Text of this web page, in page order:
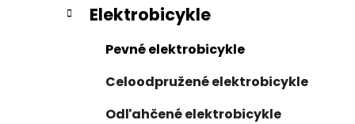
ó
Elektrobicykle
Pevné elektrobicykle
Celoodpružené elektrobicykle
Odľahčené elektrobicykle